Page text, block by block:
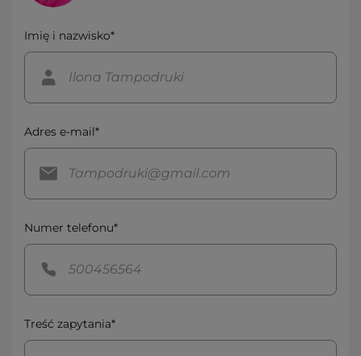
Imię i nazwisko*
Adres e-mail*
Numer telefonu*
Treść zapytania*